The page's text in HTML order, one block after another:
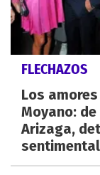
FLECHAZOS
Los
Moyano: de
Arizaga,
sentimental